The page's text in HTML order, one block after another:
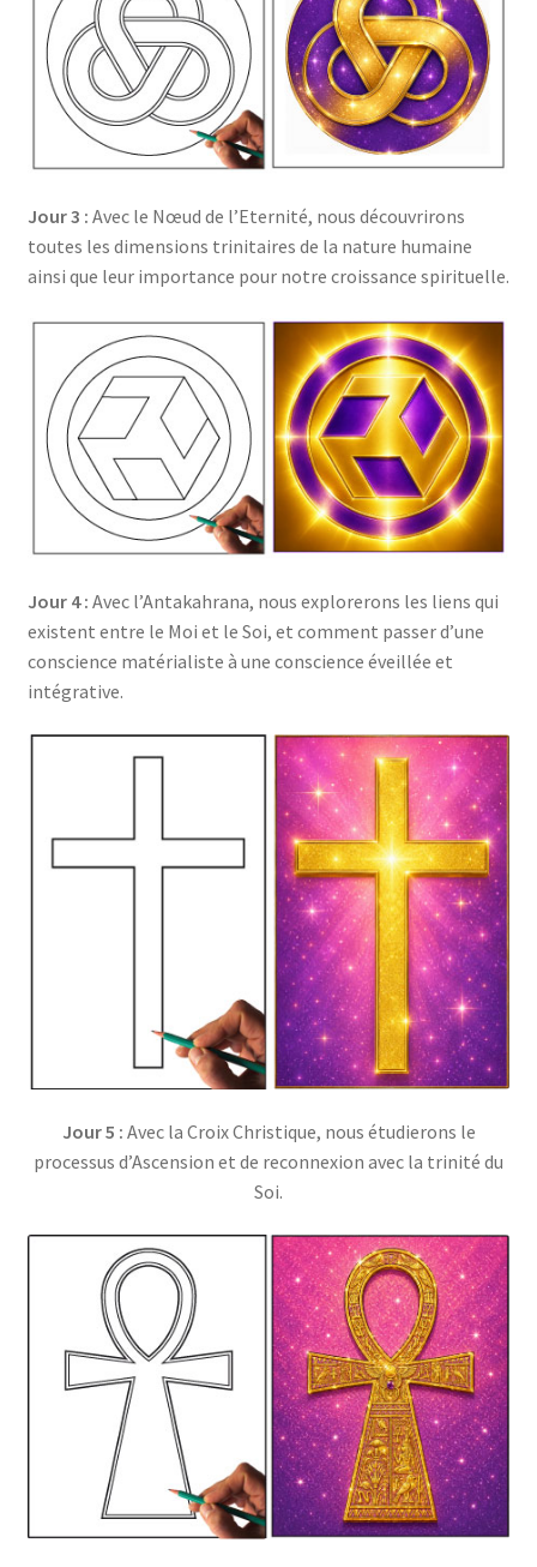
Jour 3 : Avec le Nœud de l’Eternité, nous découvrirons
toutes les dimensions trinitaires de la nature humaine
ainsi que leur importance pour notre croissance spirituelle.
Jour 4 : Avec l’Antakahrana, nous explorerons les liens qui
existent entre le Moi et le Soi, et comment passer d’une
conscience matérialiste à une conscience éveillée et
intégrative.
Jour 5 : Avec la Croix Christique, nous étudierons le
processus d’Ascension et de reconnexion avec la trinité du
Soi.